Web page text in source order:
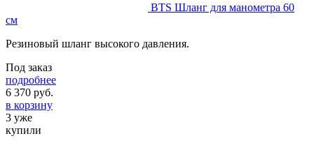
BTS Шланг для манометра 60
см
Резиновый шланг высокого давления.
Под заказ
подробнее
6 370 руб.
в корзину
3 уже
купили